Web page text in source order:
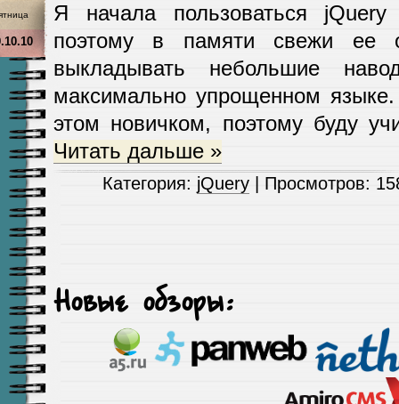
Я начала пользоваться jQuery
поэтому в памяти свежи ее
выкладывать небольшие
максимально упрощенном
этом новичком, поэтому буду
Читать дальше »
Категория: jQuery | Просмотров:
Новые обзоры: